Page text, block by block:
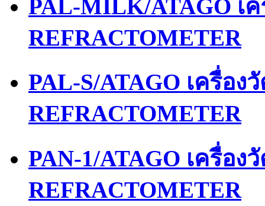
PAL-MILK/ATAGO เ
REFRACTOMETER
PAL-S/ATAGO เครื่อ
REFRACTOMETER
PAN-1/ATAGO เครื่อ
REFRACTOMETER